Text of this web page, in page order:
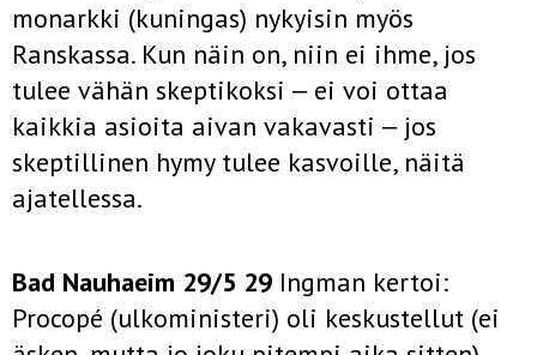
monarkki (kuningas) nykyisin myös
Ranskassa. Kun näin on, niin ei ihme, jos
tulee vähän skeptikoksi ‒ ei voi ottaa
kaikkia asioita aivan vakavasti ‒ jos
skeptillinen hymy tulee kasvoille, näitä
ajatellessa.
Bad Nauhaeim 29/5 29 Ingman kertoi:
Procopé (ulkoministeri) oli keskustellut (ei